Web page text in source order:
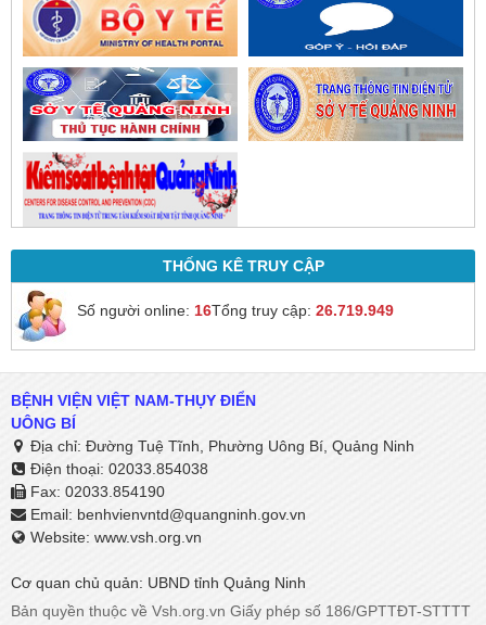
THỐNG KÊ TRUY CẬP
Số người online: 16Tổng truy cập: 26.719.949
BỆNH VIỆN VIỆT NAM-THỤY ĐIỂN
UÔNG BÍ
Địa chỉ: Đường Tuệ Tĩnh, Phường Uông Bí, Quảng Ninh
Điện thoại: 02033.854038
Fax: 02033.854190
Email: benhvienvntd@quangninh.gov.vn​​​​​​​
Website: www.vsh.org.vn
Cơ quan chủ quản: UBND tỉnh Quảng Ninh
Bản quyền thuộc về Vsh.org.vn Giấy phép số 186/GPTTĐT-STTTT